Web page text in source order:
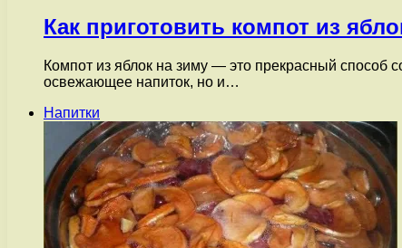
Как приготовить компот из
Компот из яблок на зиму — это прекрасный способ
освежающее напиток, но и…
Напитки